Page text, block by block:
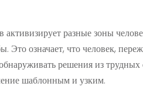
разные зоны
Это означает, что человек,
решения из
шаблонным и узким.